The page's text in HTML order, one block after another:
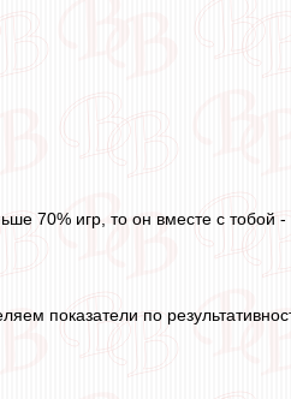
70% игр, то он вместе с тобой -
показатели по